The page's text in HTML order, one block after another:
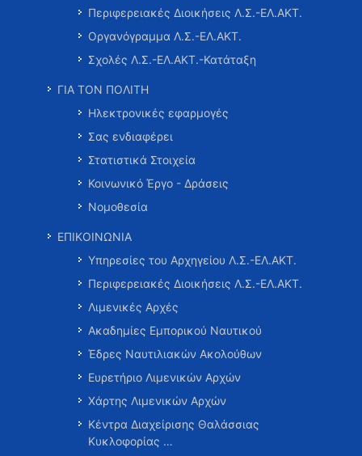
Περιφερειακές Διοικήσεις Λ.Σ.-ΕΛ.ΑΚΤ.
Οργανόγραμμα Λ.Σ.-ΕΛ.ΑΚΤ.
Σχολές Λ.Σ.-ΕΛ.ΑΚΤ.-Κατάταξη
ΓΙΑ ΤΟΝ ΠΟΛΙΤΗ
Ηλεκτρονικές εφαρμογές
Σας ενδιαφέρει
Στατιστικά Στοιχεία
Κοινωνικό Έργο - Δράσεις
Νομοθεσία
ΕΠΙΚΟΙΝΩΝΙΑ
Υπηρεσίες του Αρχηγείου Λ.Σ.-ΕΛ.ΑΚΤ.
Περιφερειακές Διοικήσεις Λ.Σ.-ΕΛ.ΑΚΤ.
Λιμενικές Αρχές
Ακαδημίες Εμπορικού Ναυτικού
Έδρες Ναυτιλιακών Ακολούθων
Ευρετήριο Λιμενικών Αρχών
Χάρτης Λιμενικών Αρχών
Κέντρα Διαχείρισης Θαλάσσιας
Κυκλοφορίας …